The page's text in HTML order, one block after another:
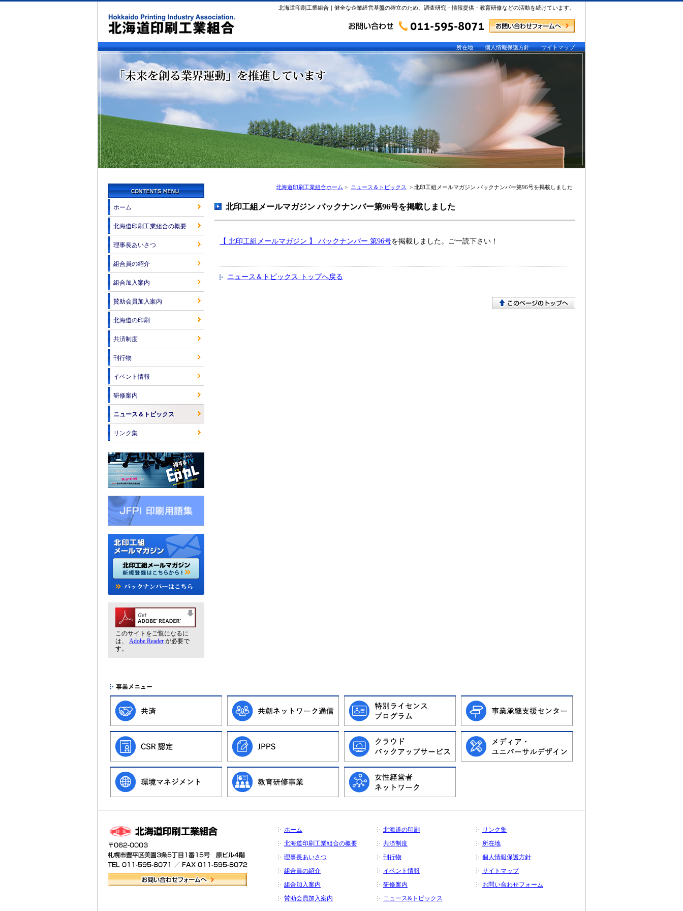
北海道印刷工業組合｜健全な企業経営基盤の確立のため、調査研究・情報提供・教育研修などの活動を続けています。
所在地 個人情報保護方針 サイトマップ
北海道印刷工業組合ホーム > ニュース＆トピックス > 北印工組メールマガジン バックナンバー第96号を掲載しました
北印工組メールマガジン バックナンバー第96号を掲載しました
【 北印工組メールマガジン 】 バックナンバー 第96号を掲載しました。ご一読下さい！
ニュース＆トピックス トップへ戻る
ホーム
北海道印刷工業組合の概要
理事長あいさつ
組合員の紹介
組合加入案内
賛助会員加入案内
北海道の印刷
共済制度
刊行物
イベント情報
研修案内
ニュース＆トピックス
リンク集
このサイトをご覧になるに
は、 Adobe Reader が必要で
す。
ホーム
北海道印刷工業組合の概要
理事長あいさつ
組合員の紹介
組合加入案内
賛助会員加入案内
北海道の印刷
共済制度
刊行物
イベント情報
研修案内
ニュース&トピックス
リンク集
所在地
個人情報保護方針
サイトマップ
お問い合わせフォーム